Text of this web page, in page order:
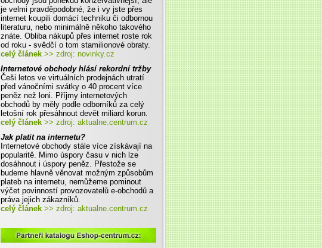
je velmi pravděpodobné, že i vy jste přes
internet koupili domácí techniku či odbornou
literaturu, nebo minimálně někoho takového
znáte. Obliba nákupů přes internet roste rok
od roku - svědčí o tom stamilionové obraty.
celý článek>> zdroj: novinky.cz
Internetové obchody hlásí rekordní tržby
Češi letos ve virtuálních prodejnách utratí
před vánočními svátky o 40 procent více
peněz než loni. Příjmy internetových
obchodů by měly podle odborníků za celý
letošní rok přesáhnout devět miliard korun.
celý článek>> zdroj: aktualne.centrum.cz
Jak platit na internetu?
Internetové obchody stále více získávají na
popularitě. Mimo úspory času v nich lze
dosáhnout i úspory peněz. Přestože se
budeme hlavně věnovat možným způsobům
plateb na internetu, nemůžeme pominout
výčet povinností provozovatelů e-obchodů a
práva jejich zákazníků.
celý článek>> zdroj: aktualne.centrum.cz